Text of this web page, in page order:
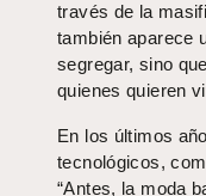
través de la
también aparece
segregar, sino
quienes quieren
En los últimos
tecnológicos,
“Antes, la moda